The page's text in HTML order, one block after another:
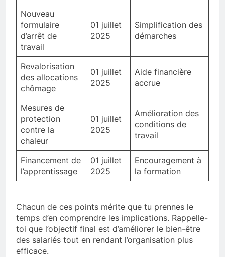
Nouveau
formulaire
d’arrêt de
travail
01 juillet
2025
Simplification des
démarches
Revalorisation
des allocations
chômage
01 juillet
2025
Aide financière
accrue
Mesures de
protection
contre la
chaleur
01 juillet
2025
Amélioration des
conditions de
travail
Financement de
l’apprentissage
01 juillet
2025
Encouragement à
la formation
Chacun de ces points mérite que tu prennes le
temps d’en comprendre les implications. Rappelle-
toi que l’objectif final est d’améliorer le bien-être
des salariés tout en rendant l’organisation plus
efficace.